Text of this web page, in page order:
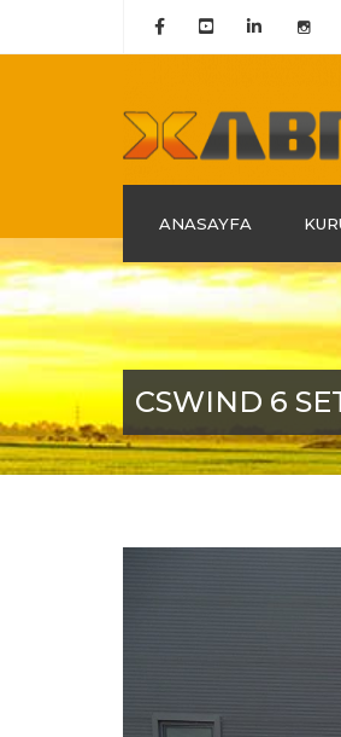
ANASAYFA
Hakkımızda
Tarihçemiz
Kalite
Taahhüdü
CSWIND 6